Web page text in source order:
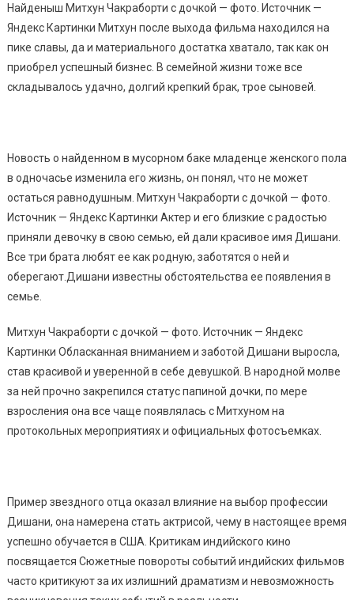
Найденыш Митхун Чакраборти с дочкой — фото. Источник —
Яндекс Картинки Митхун после выхода фильма находился на
пике славы, да и материального достатка хватало, так как он
приобрел успешный бизнес. В семейной жизни тоже все
складывалось удачно, долгий крепкий брак, трое сыновей.
Новость о найденном в мусорном баке младенце женского пола
в одночасье изменила его жизнь, он понял, что не может
остаться равнодушным. Митхун Чакраборти с дочкой — фото.
Источник — Яндекс Картинки Актер и его близкие с радостью
приняли девочку в свою семью, ей дали красивое имя Дишани.
Все три брата любят ее как родную, заботятся о ней и
оберегают.Дишани известны обстоятельства ее появления в
семье.
Митхун Чакраборти с дочкой — фото. Источник — Яндекс
Картинки Обласканная вниманием и заботой Дишани выросла,
став красивой и уверенной в себе девушкой. В народной молве
за ней прочно закрепился статус папиной дочки, по мере
взросления она все чаще появлялась с Митхуном на
протокольных мероприятиях и официальных фотосъемках.
Пример звездного отца оказал влияние на выбор профессии
Дишани, она намерена стать актрисой, чему в настоящее время
успешно обучается в США. Критикам индийского кино
посвящается Сюжетные повороты событий индийских фильмов
часто критикуют за их излишний драматизм и невозможность